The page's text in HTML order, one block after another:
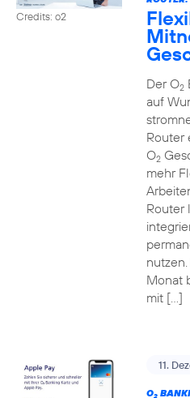
Credits: o2
Der O2
auf
Router
O2
mehr
Router
Monat
mit […]
11.
O2